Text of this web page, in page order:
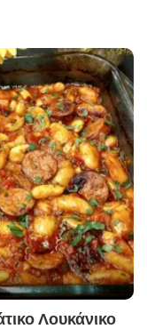
Λουκάνικο